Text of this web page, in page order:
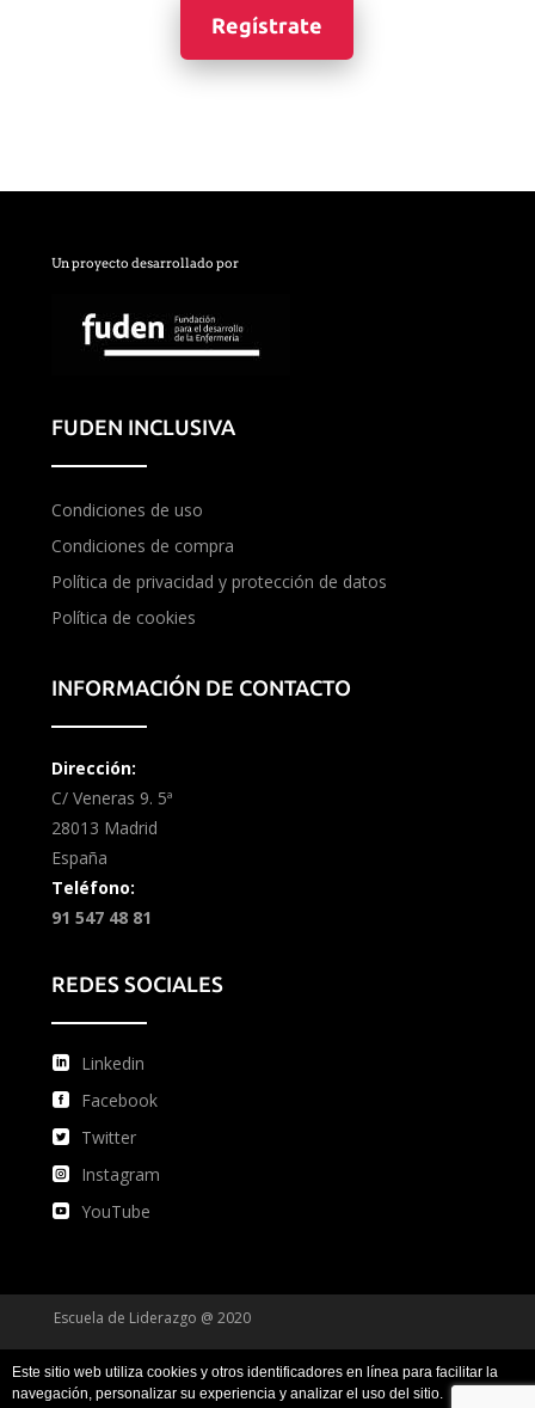
Este sitio web utiliza cookies y otros identificadores en línea para facilitar la
navegación, personalizar su experiencia y analizar el uso del sitio.
Regístrate
Un proyecto desarrollado por
FUDEN INCLUSIVA
Condiciones de uso
Condiciones de compra
Política de privacidad y protección de datos
Política de cookies
INFORMACIÓN DE CONTACTO
Dirección:
C/ Veneras 9. 5ª
28013 Madrid
España
Teléfono:
91 547 48 81
REDES SOCIALES
Linkedin
Facebook
Twitter
Instagram
YouTube
Escuela de Liderazgo @ 2020
Condiciones de uso Condiciones de compra